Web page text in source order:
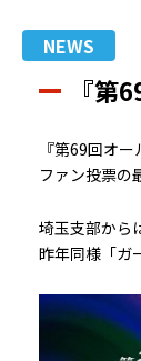
NEWS
『第
『第69回オ
ファン投票の
埼玉支部から
昨年同様「ガ